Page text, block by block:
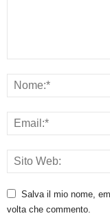
Salva il mio nome,
volta che commento.